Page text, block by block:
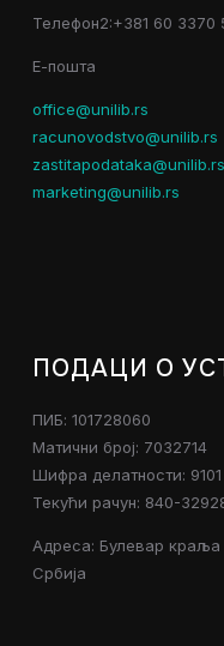
Телефон2:+381 60 3370
Е-пошта
office@unilib.rs
racunovodstvo@unilib.rs
zastitapodataka@unilib.rs
marketing@unilib.rs
ПОДАЦИ О
ПИБ: 101728060
Матични број: 7032714
Шифра делатности: 9101
Текући рачун: 840-
Адреса: Булевар краља
Србија